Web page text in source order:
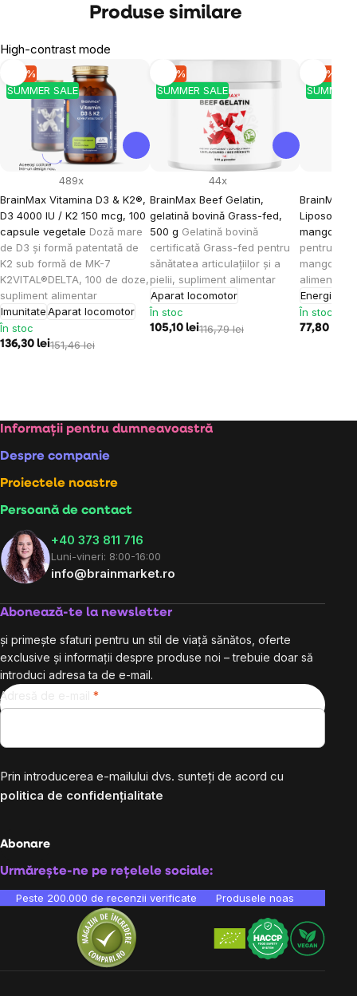
Produse similare
High-contrast mode
SUMMER SALE
-10 %
BrainMax Vitamina D3 & K2®,
D3 4000 IU / K2 150 mcg, 100
capsule vegetale Doză mare
de D3 și formă patentată de
K2 sub formă de MK-7
K2VITAL®DELTA, 100 de doze,
supliment alimentar
ImunitateAparat locomotor
489x
În stoc
136,30 lei151,46 lei
SUMMER SALE
-10 %
BrainMax Beef Gelatin,
gelatină bovină Grass-fed,
500 g Gelatină bovină
certificată Grass-fed pentru
sănătatea articulațiilor și a
pielii, supliment alimentar
Aparat locomotor
44x
În stoc
105,10 lei116,79 lei
SUMMER
-10 %
BrainMax
Liposomal
mango,
pentru
mango, 30
alimentar
Energie
În stoc
77,80 lei
Subsol
Informații pentru dumneavoastră
Despre companie
Proiectele noastre
Persoană de contact
+40 373 811 716
Luni-vineri: 8:00-16:00
info@brainmarket.ro
Abonează-te la newsletter
și primește sfaturi pentru un stil de viață sănătos, oferte
exclusive și informații despre produse noi – trebuie doar să
introduci adresa ta de e-mail.
Adresă de e-mail
Prin introducerea e-mailului dvs. sunteți de acord cu
politica de confidențialitate
Abonare
Urmărește-ne pe rețelele sociale:
Peste 200.000 de recenzii verificate Produsele noastre sunt